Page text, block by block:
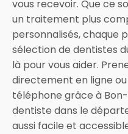
vous recevoir. Que ce
un traitement plus
personnalisés, chaque
sélection de dentistes
là pour vous aider.
directement en ligne
téléphone grâce à
dentiste dans le
aussi facile et